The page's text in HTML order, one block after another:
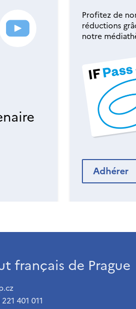
Profitez de
réductions
notre
Adhérer
français de Prague
401 011